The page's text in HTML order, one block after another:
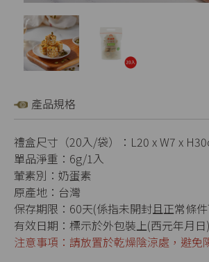
產品規格
禮盒尺寸（20入/袋）：L20 x W7 x
單品淨重：6g/1入
葷素別：奶蛋素
原產地：台灣
保存期限：60天(係指未開封且正常條
有效日期：標示於外包裝上(西元年月日)
注意事項：請放置於乾燥陰涼處，避免